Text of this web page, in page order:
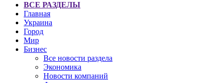
ВСЕ РАЗДЕЛЫ
Главная
Украина
Город
Мир
Бизнес
Все новости раздела
Экономика
Новости компаний